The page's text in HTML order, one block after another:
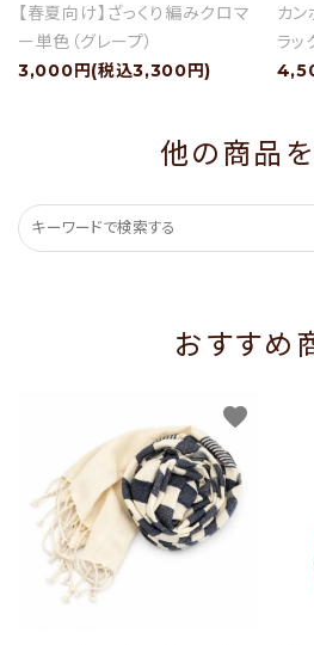
【春夏向け】ざっくり編みクロマ
ー単色（グレープ）
3,000円(税込3,300円)
カ
ラッ
他の商品
おすすめ
favorite